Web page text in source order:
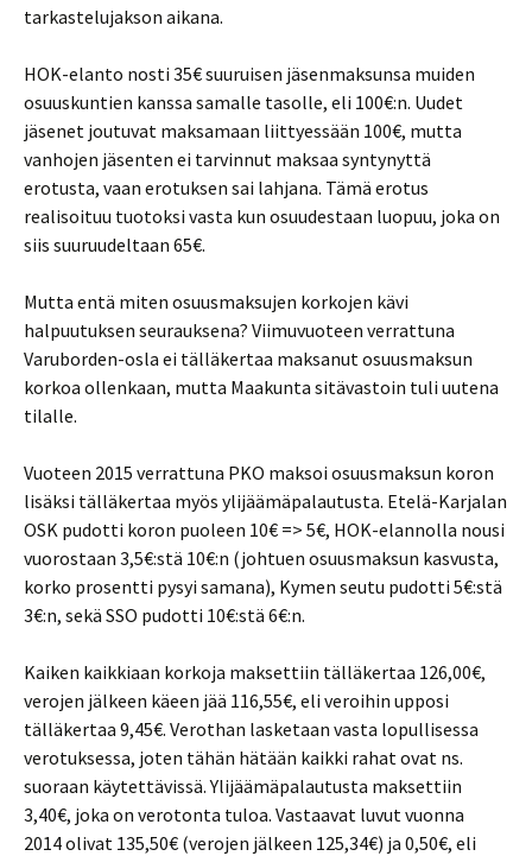
tarkastelujakson aikana.
HOK-elanto nosti 35€ suuruisen jäsenmaksunsa muiden
osuuskuntien kanssa samalle tasolle, eli 100€:n. Uudet
jäsenet joutuvat maksamaan liittyessään 100€, mutta
vanhojen jäsenten ei tarvinnut maksaa syntynyttä
erotusta, vaan erotuksen sai lahjana. Tämä erotus
realisoituu tuotoksi vasta kun osuudestaan luopuu, joka on
siis suuruudeltaan 65€.
Mutta entä miten osuusmaksujen korkojen kävi
halpuutuksen seurauksena? Viimuvuoteen verrattuna
Varuborden-osla ei tälläkertaa maksanut osuusmaksun
korkoa ollenkaan, mutta Maakunta sitävastoin tuli uutena
tilalle.
Vuoteen 2015 verrattuna PKO maksoi osuusmaksun koron
lisäksi tälläkertaa myös ylijäämäpalautusta. Etelä-Karjalan
OSK pudotti koron puoleen 10€ => 5€, HOK-elannolla nousi
vuorostaan 3,5€:stä 10€:n (johtuen osuusmaksun kasvusta,
korko prosentti pysyi samana), Kymen seutu pudotti 5€:stä
3€:n, sekä SSO pudotti 10€:stä 6€:n.
Kaiken kaikkiaan korkoja maksettiin tälläkertaa 126,00€,
verojen jälkeen käeen jää 116,55€, eli veroihin upposi
tälläkertaa 9,45€. Verothan lasketaan vasta lopullisessa
verotuksessa, joten tähän hätään kaikki rahat ovat ns.
suoraan käytettävissä. Ylijäämäpalautusta maksettiin
3,40€, joka on verotonta tuloa. Vastaavat luvut vuonna
2014 olivat 135,50€ (verojen jälkeen 125,34€) ja 0,50€, eli